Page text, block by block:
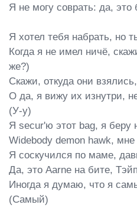
Я не могу соврать: да,
Я хотел тебя набрать, но
Когда я не имел ничё,
же?)
Скажи, откуда они
О да, я вижу их изнутри,
(У-у)
Я secur'ю этот bag, я беру
Widebody demon hawk, мне
Я соскучился по маме,
Да, это Aarne на бите,
Иногда я думаю, что я
(Самый)